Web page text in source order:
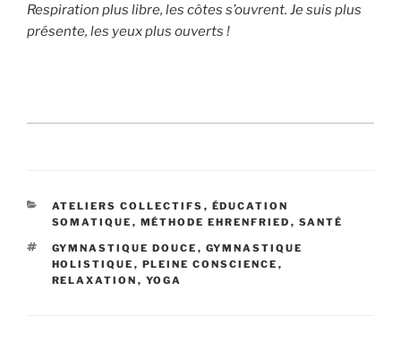
Respiration plus libre, les côtes s’ouvrent. Je suis plus
présente, les yeux plus ouverts !
CATÉGORIES
ATELIERS COLLECTIFS , ÉDUCATION
SOMATIQUE , MÉTHODE EHRENFRIED , SANTÉ
ÉTIQUETTES
GYMNASTIQUE DOUCE , GYMNASTIQUE
HOLISTIQUE , PLEINE CONSCIENCE ,
RELAXATION , YOGA